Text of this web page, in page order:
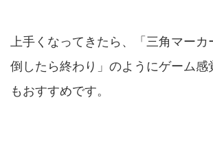
上手くなってきたら、「三角マーカ
倒したら終わり」のようにゲーム感
もおすすめです。